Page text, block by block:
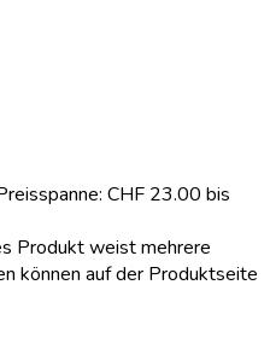
CHF 23.00 bis
Produkt weist mehrere
können auf der Produktseite